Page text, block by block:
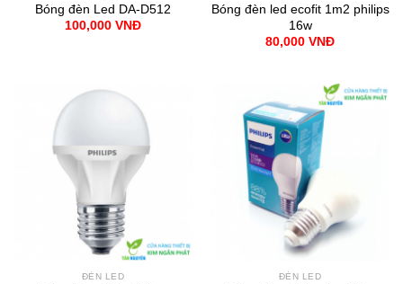
Bóng đèn Led DA-D512
100,000 VNĐ
Bóng đèn led ecofit 1m2 philips
16w
80,000 VNĐ
ĐÈN LED ĐÈN LED